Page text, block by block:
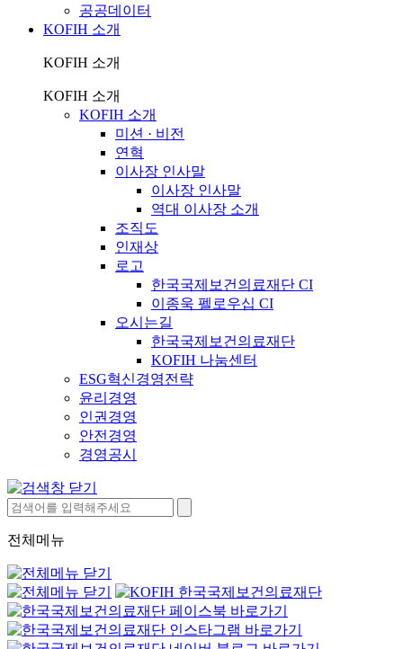
공공데이터
KOFIH 소개
KOFIH 소개
KOFIH 소개
KOFIH 소개
미션 · 비전
연혁
이사장 인사말
이사장 인사말
역대 이사장 소개
조직도
인재상
로고
한국국제보건의료재단 CI
이종욱 펠로우십 CI
오시는길
한국국제보건의료재단
KOFIH 나눔센터
ESG혁신경영전략
윤리경영
인권경영
안전경영
경영공시
전체메뉴